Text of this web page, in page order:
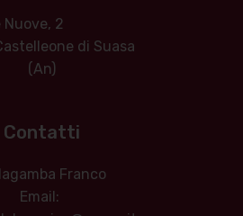
Nuove, 2
di Suasa
(An)
Contatti
Franco
Email: